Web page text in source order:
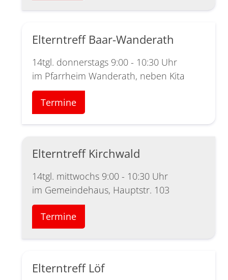
Elterntreff Baar-Wanderath
14tgl. donnerstags 9:00 - 10:30 Uhr
im Pfarrheim Wanderath, neben Kita
Termine
Elterntreff Kirchwald
14tgl. mittwochs 9:00 - 10:30 Uhr
im Gemeindehaus, Hauptstr. 103
Termine
Elterntreff Löf